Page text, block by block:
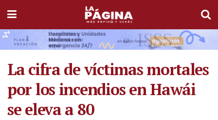
La cifra de víctimas mortales
por los incendios en Hawái
se eleva a 80